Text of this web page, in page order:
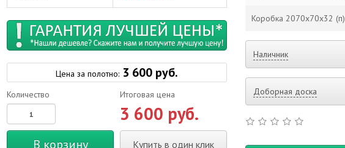
Цена за полотно: 3 600 руб.
Количество Итоговая цена
3 600 руб.
В корзину Купить в один клик
Коробка 2070x70x32 (п)
Наличник
Доборная доска